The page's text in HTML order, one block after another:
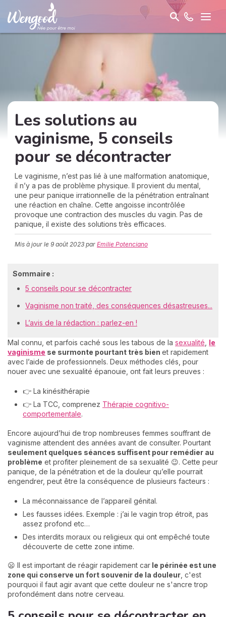
Les solutions au
vaginisme, 5 conseils
pour se décontracter
Le vaginisme, n’est pas lié à une malformation anatomique,
il n’y a pas de problème physique. Il provient du mental,
une peur panique irrationnelle de la pénétration entraînant
une réaction en chaîne. Cette angoisse incontrôlée
provoque une contraction des muscles du vagin. Pas de
panique, il existe des solutions très efficaces.
Mis à jour le 9 août 2023 par Emilie Potenciano
Sommaire :
5 conseils pour se décontracter
Vaginisme non traité, des conséquences désastreuses...
L’avis de la rédaction : parlez-en !
Mal connu, et parfois caché sous les tabous de la sexualité le
vaginisme se surmonte pourtant très bien et rapidement
avec l’aide de professionnels. Deux méthodes clés, pour
nouer avec une sexualité épanouie, ont fait leurs preuves :
👉 La kinésithérapie
👉 La TCC, comprenez Thérapie cognitivo-
comportementale.
Encore aujourd’hui de trop nombreuses femmes souffrant de
vaginisme attendent des années avant de consulter. Pourtant
seulement quelques séances suffisent pour remédier au
problème et profiter pleinement de sa sexualité 😉. Cette peur
panique, de la pénétration et de la douleur qu’elle pourrait
engendrer, peut être la conséquence de plusieurs facteurs :
La méconnaissance de l’appareil génital.
Les fausses idées. Exemple : j’ai le vagin trop étroit, pas
assez profond etc…
Des interdits moraux ou religieux qui ont empêché toute
découverte de cette zone intime.
😦 Il est important de réagir rapidement car le périnée est une
zone qui conserve un fort souvenir de la douleur , c'est
pourquoi il faut agir avant que cette douleur ne s'ancre trop
profondément dans notre cerveau.